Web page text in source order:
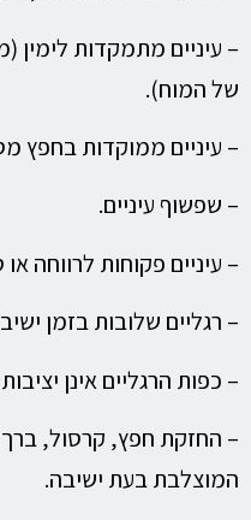
– עיניים מתמקדות לימין
של המוח).
– עיניים ממוקדות בחפץ
– שפשוף עיניים.
– עיניים פקוחות לרווחה
– רגליים שלובות בזמן
– כפות הרגליים אינן
– החזקת חפץ, קרסול,
המוצלבת בעת ישיבה.